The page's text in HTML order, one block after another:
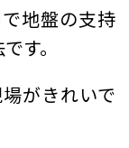
地盤の支持
す。
がきれいで